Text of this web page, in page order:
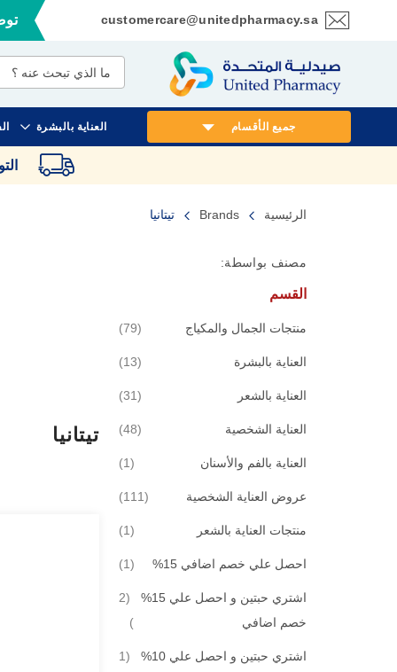
customercare@unitedpharmacy.sa
تخطي
المحتوى
العناية بالبشرة جميع الأقسام
الرئيسية Brands تيتانيا
تيتانيا
مصنف بواسطة:
القسم
منتجات الجمال والمكياج 79قطع
العناية بالبشرة 13قطع
العناية بالشعر 31قطع
العناية الشخصية 48قطع
العناية بالفم والأسنان 1قطعة
عروض العناية الشخصية 111قطع
منتجات العناية بالشعر 1قطعة
احصل علي خصم اضافي 15% 1قطعة
اشتري حبتين و احصل علي 15%
خصم اضافي
2
قطع
اشتري حبتين و احصل علي 10%
1